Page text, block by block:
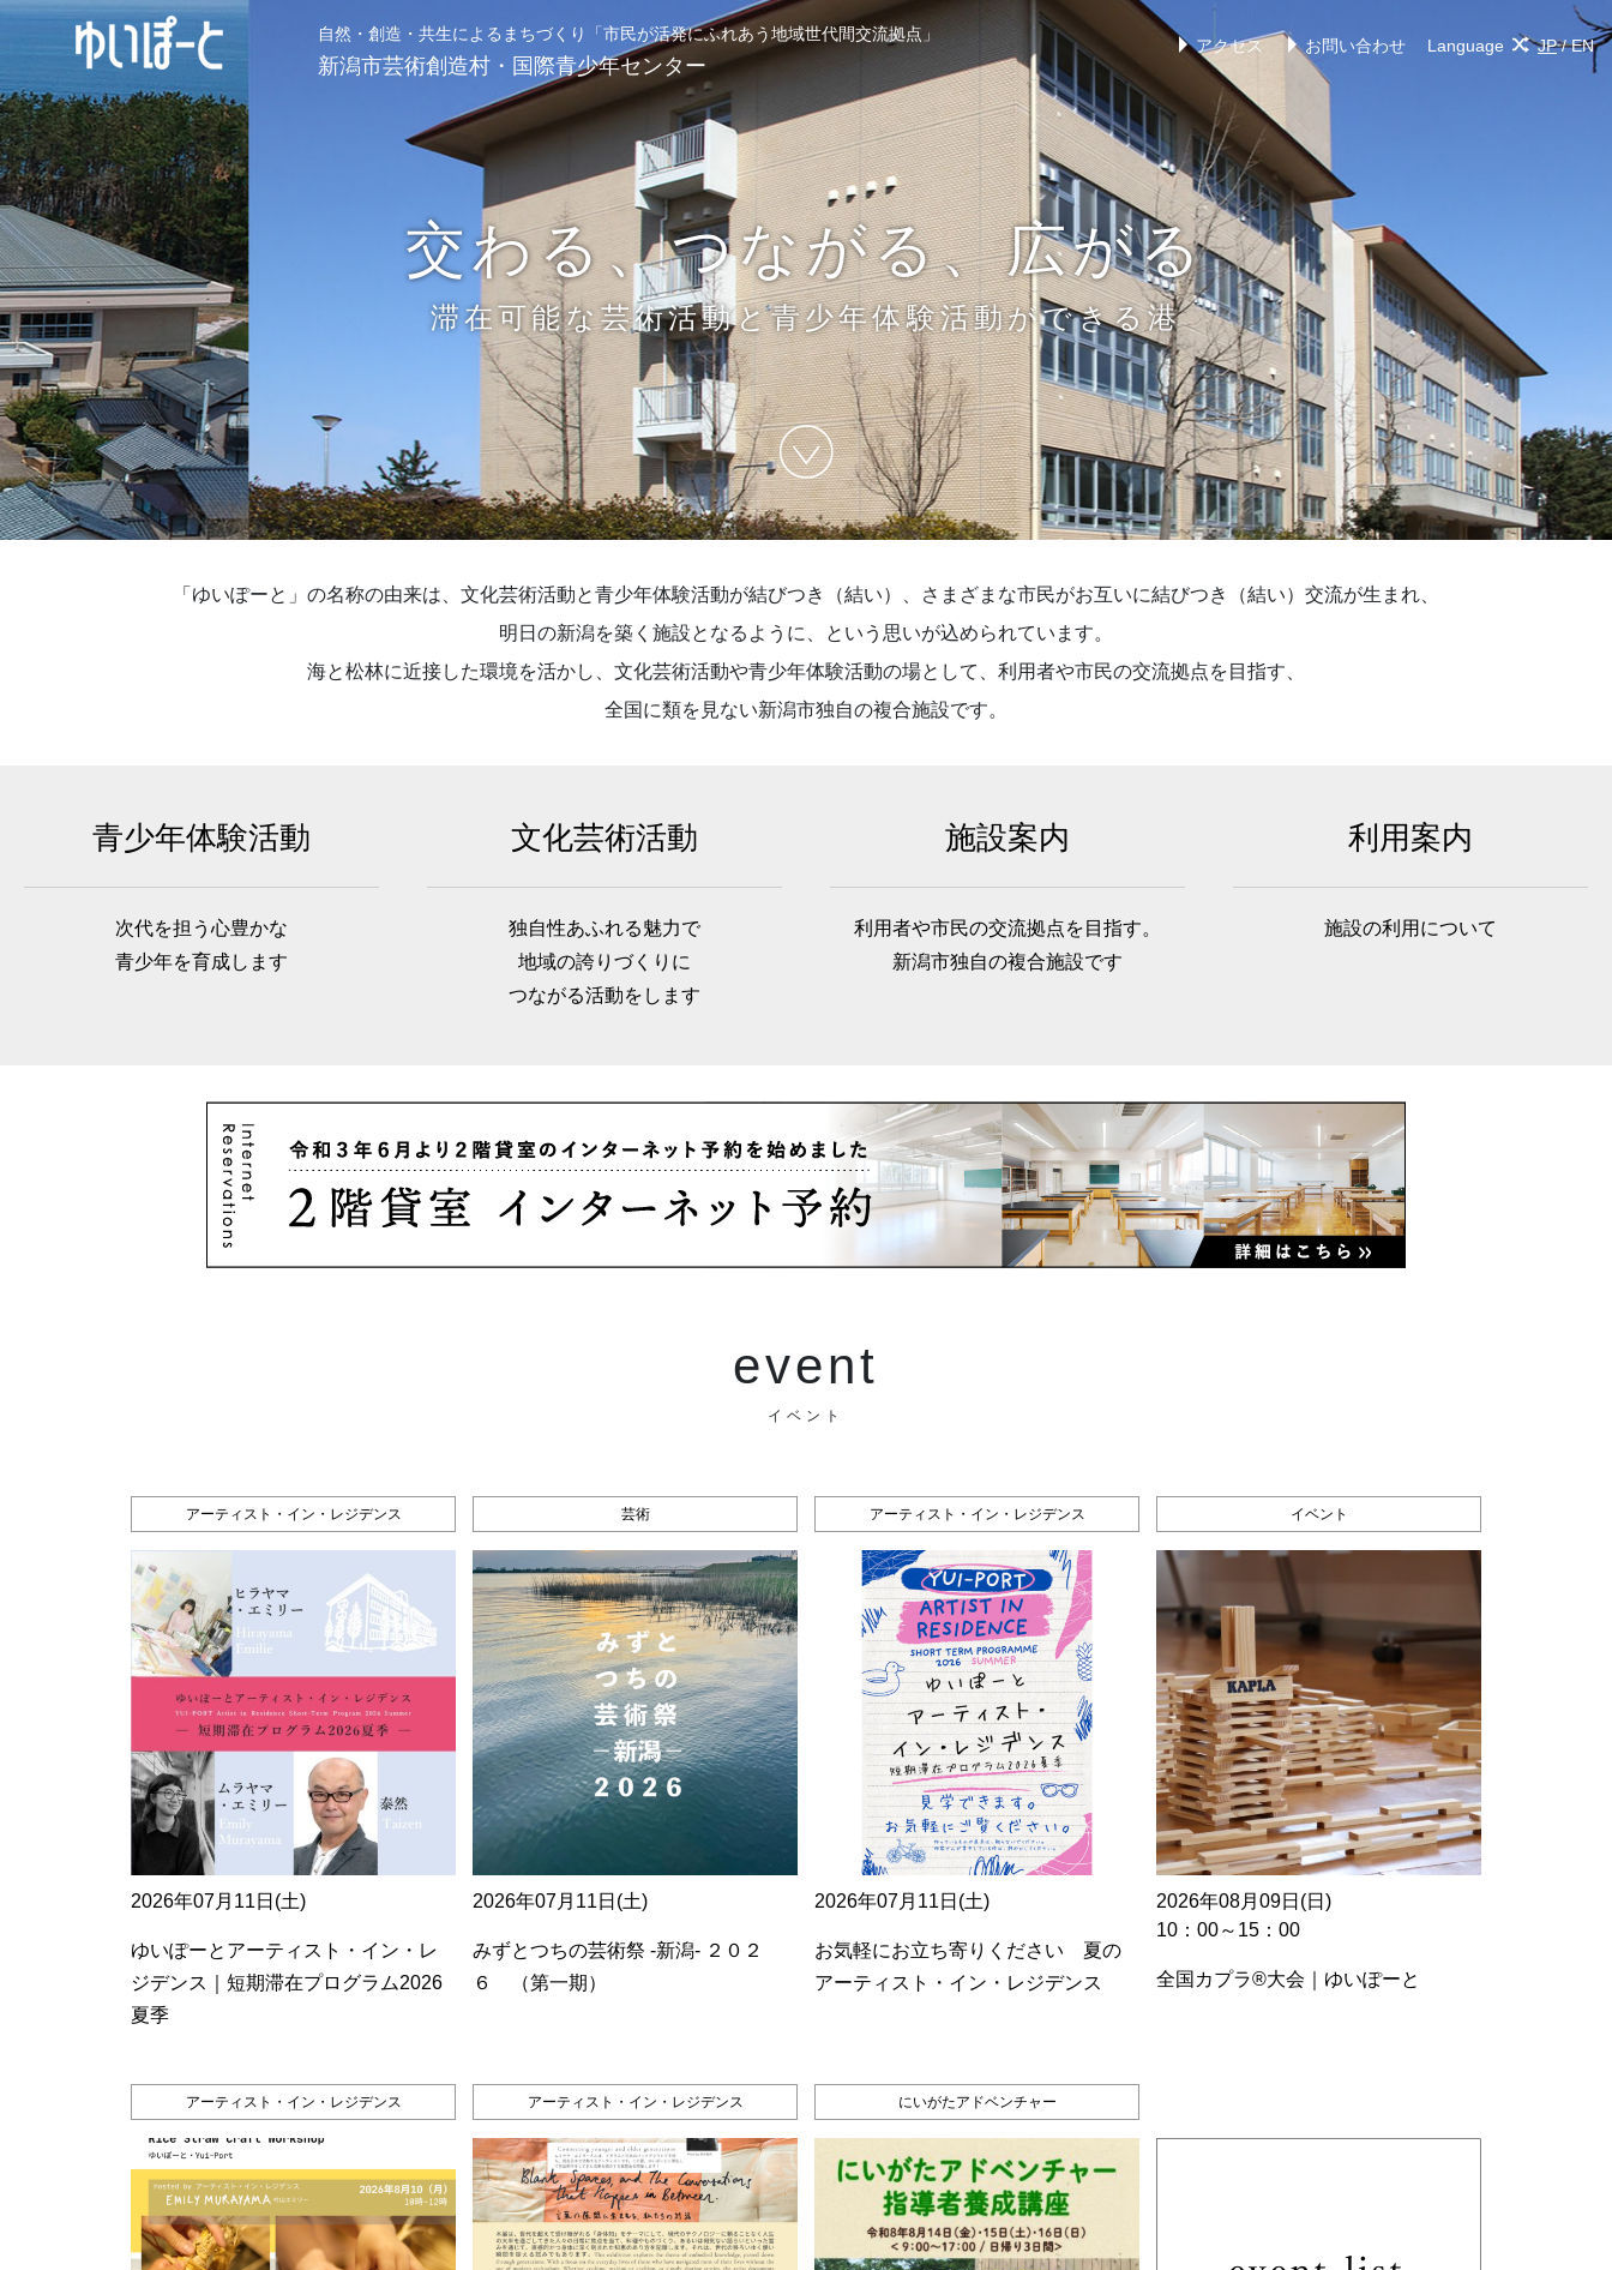
交わる、つながる、広がる
滞在可能な芸術活動と青少年体験活動ができる港
「ゆいぽーと」の名称の由来は、文化芸術活動と青少年体験活動が結びつき（結い）、さまざまな市民がお互いに結びつき（結い）交流が生まれ、
明日の新潟を築く施設となるように、という思いが込められています。
海と松林に近接した環境を活かし、文化芸術活動や青少年体験活動の場として、利用者や市民の交流拠点を目指す、
全国に類を見ない新潟市独自の複合施設です。
自然・創造・共生によるまちづくり 「市民が活発にふれあう地域世代間交流拠点」
新潟市芸術創造村・国際青少年センター
アクセス お問い合わせ Language JP/EN
青少年体験活動
次代を担う心豊かな
青少年を育成します
文化芸術活動
独自性あふれる魅力で
地域の誇りづくりに
つながる活動をします
施設案内
利用者や市民の交流拠点を目指す。
新潟市独自の複合施設です
利用案内
施設の利用について
event
イベント
アーティスト・イン・レジデンス
2026年07月11日(土)
ゆいぽーとアーティスト・イン・レ
ジデンス｜短期滞在プログラム2026
夏季
芸術
2026年07月11日(土)
みずとつちの芸術祭 ‐新潟‐ ２０２
６ （第一期）
アーティスト・イン・レジデンス
2026年07月11日(土)
お気軽にお立ち寄りください 夏の
アーティスト・イン・レジデンス
イベント
2026年08月09日(日)
10：00～15：00
全国カプラ®大会｜ゆいぽーと
アーティスト・イン・レジデンス アーティスト・イン・レジデンス にいがたアドベンチャー